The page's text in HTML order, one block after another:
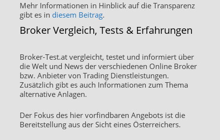
Mehr Informationen in Hinblick auf die Transparenz
gibt es in diesem Beitrag.
Broker Vergleich, Tests & Erfahrungen
Broker-Test.at vergleicht, testet und informiert über
die Welt und News der verschiedenen Online Broker
bzw. Anbieter von Trading Dienstleistungen.
Zusätzlich gibt es auch Informationen zum Thema
alternative Anlagen.
Der Fokus des hier vorfindbaren Angebots ist die
Bereitstellung aus der Sicht eines Österreichers.